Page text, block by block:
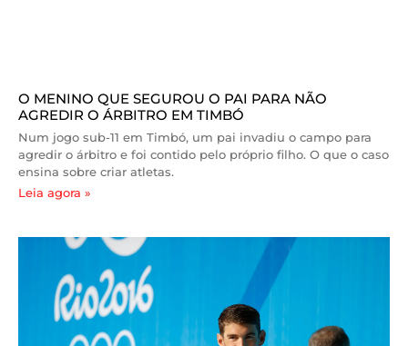
O MENINO QUE SEGUROU O PAI PARA NÃO
AGREDIR O ÁRBITRO EM TIMBÓ
Num jogo sub-11 em Timbó, um pai invadiu o campo para
agredir o árbitro e foi contido pelo próprio filho. O que o caso
ensina sobre criar atletas.
Leia agora »